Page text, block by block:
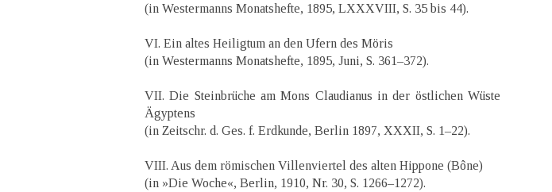
(in Westermanns Monatshefte, 1895, LXXXVIII, S. 35 bis 44).
VI. Ein altes Heiligtum an den Ufern des Möris
(in Westermanns Monatshefte, 1895, Juni, S. 361–372).
VII. Die Steinbrüche am Mons Claudianus in der östlichen Wüste
Ägyptens
(in Zeitschr. d. Ges. f. Erdkunde, Berlin 1897, XXXII, S. 1–22).
VIII. Aus dem römischen Villenviertel des alten Hippone (Bône)
(in »Die Woche«, Berlin, 1910, Nr. 30, S. 1266–1272).